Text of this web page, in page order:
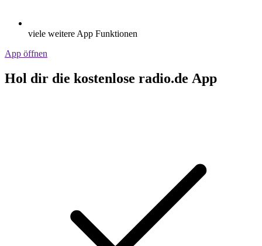
viele weitere App Funktionen
App öffnen
Hol dir die kostenlose radio.de App